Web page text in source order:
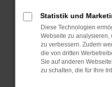
Betriebssystem auf
sind.
Veraltete Software
Sicherheitsrisiko,
führen, dass
unterstützt werden.
Statistik und
Diese Technologien
Webseite zu analysieren,
zu verbessern. Zudem
die von dritten
Sie auf anderen
zu schalten, die für Ihre